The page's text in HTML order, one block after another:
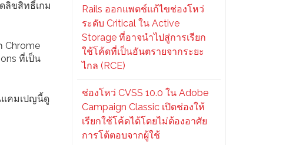
ลิขสิทธิ์เกม
Chrome
ที่เป็น
แคมเปญนี้ดู
Rails ออกแพตช์แก้ไขช่องโหว่
ระดับ Critical ใน Active
Storage ที่อาจนำไปสู่การเรียก
ใช้โค้ดที่เป็นอันตรายจากระยะ
ไกล (RCE)
ช่องโหว่ CVSS 10.0 ใน Adobe
Campaign Classic เปิดช่องให้
เรียกใช้โค้ดได้โดยไม่ต้องอาศัย
การโต้ตอบจากผู้ใช้